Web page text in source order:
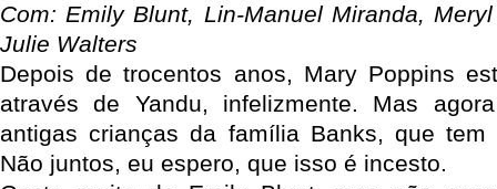
Com: Emily Blunt, Lin-Manuel Miranda,
Julie Walters
Depois de trocentos anos, Mary Poppins
através de Yandu, infelizmente. Mas
antigas crianças da família Banks, que tem
Não juntos, eu espero, que isso é incesto.